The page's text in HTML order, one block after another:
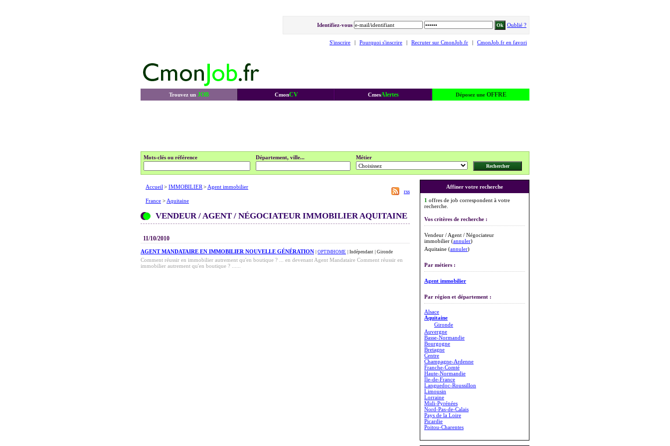
Identifiez-vous Oublié ?
S'inscrire | Pourquoi s'inscrire | Recruter sur CmonJob.fr | CmonJob.fr en favori
Trouvez un JOB CmonCV CmesAlertes Déposez une OFFRE
Mots-clés ou référence Département, ville... Métier
rss
Accueil > IMMOBILIER > Agent immobilier
France > Aquitaine
VENDEUR / AGENT / NÉGOCIATEUR IMMOBILIER AQUITAINE
11/10/2010
AGENT MANDATAIRE EN IMMOBILIER NOUVELLE GÉNÉRATION OPTIMHOME | Indépendant | Gironde
Comment réussir en immobilier autrement qu'en boutique ? ... en devenant Agent Mandataire Comment réussir en
immobilier autrement qu'en boutique ? ......
Affiner votre recherche
1 offres de job correspondent à votre
recherche.
Vos critères de recherche :
Vendeur / Agent / Négociateur
immobilier (annuler)
Aquitaine (annuler)
Par métiers :
Agent immobilier
Par région et département :
Alsace
Aquitaine
Gironde
Auvergne
Basse-Normandie
Bourgogne
Bretagne
Centre
Champagne-Ardenne
Franche-Comté
Haute-Normandie
Île-de-France
Languedoc-Roussillon
Limousin
Lorraine
Midi-Pyrénées
Nord-Pas-de-Calais
Pays de la Loire
Picardie
Poitou-Charentes